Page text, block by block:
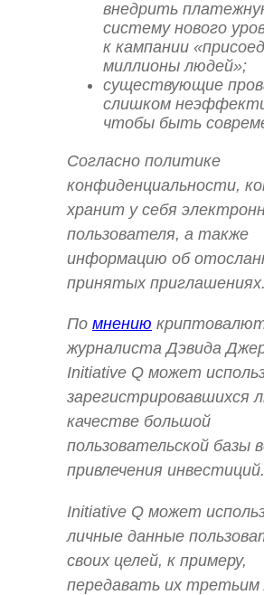
внедрить
систему нового
к кампании
миллионы людей»;
существующие
слишком
чтобы быть
Согласно политике
конфиденциальности,
хранит у себя
пользователя, а также
информацию об
принятых приглашениях.
По мнению
журналиста Дэвида
Initiative Q может
зарегистрировавшихся
качестве большой
пользовательской базы
привлечения инвестиций.
Initiative Q может
личные данные
своих целей, к примеру,
передавать их третьим